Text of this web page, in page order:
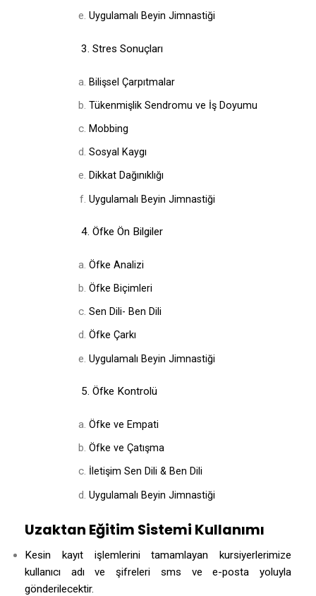
Uygulamalı Beyin Jimnastiği
3. Stres Sonuçları
Bilişsel Çarpıtmalar
Tükenmişlik Sendromu ve İş Doyumu
Mobbing
Sosyal Kaygı
Dikkat Dağınıklığı
Uygulamalı Beyin Jimnastiği
4. Öfke Ön Bilgiler
Öfke Analizi
Öfke Biçimleri
Sen Dili- Ben Dili
Öfke Çarkı
Uygulamalı Beyin Jimnastiği
5. Öfke Kontrolü
Öfke ve Empati
Öfke ve Çatışma
İletişim Sen Dili & Ben Dili
Uygulamalı Beyin Jimnastiği
Uzaktan Eğitim Sistemi Kullanımı
Kesin kayıt işlemlerini tamamlayan kursiyerlerimize
kullanıcı adı ve şifreleri sms ve e-posta yoluyla
gönderilecektir.